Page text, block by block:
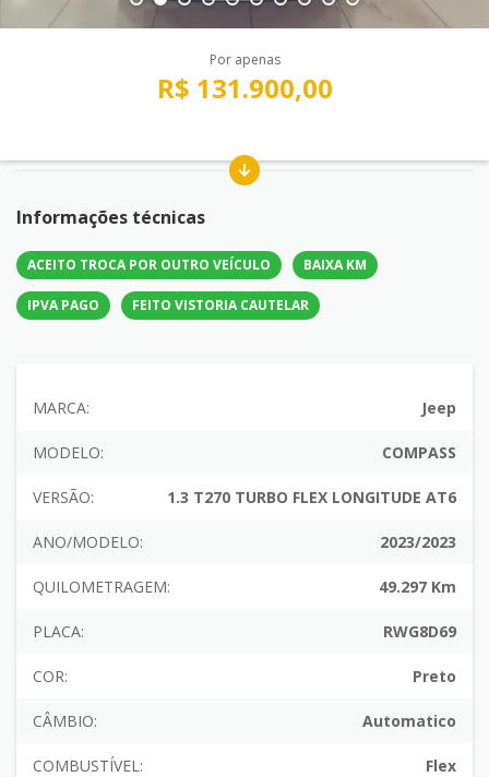
Por apenas
R$ 131.900,00
Informações técnicas
ACEITO TROCA POR OUTRO VEÍCULO BAIXA KM
IPVA PAGO FEITO VISTORIA CAUTELAR
MARCA: Jeep
MODELO: COMPASS
VERSÃO: 1.3 T270 TURBO FLEX LONGITUDE AT6
ANO/MODELO: 2023/2023
QUILOMETRAGEM: 49.297 Km
PLACA: RWG8D69
COR: Preto
CÂMBIO: Automatico
COMBUSTÍVEL: Flex